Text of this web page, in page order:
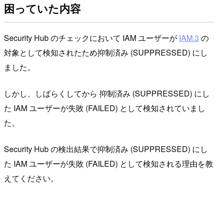
困っていた内容
Security Hub のチェックにおいて IAM ユーザーが IAM.3 の
対象として検知されたため抑制済み (SUPPRESSED) にし
ました。
しかし、しばらくしてから 抑制済み (SUPPRESSED) にし
た IAM ユーザーが失敗 (FAILED) として検知されていまし
た。
Security Hub の検出結果で抑制済み (SUPPRESSED) にし
た IAM ユーザーが失敗 (FAILED) として検知される理由を教
えてください。